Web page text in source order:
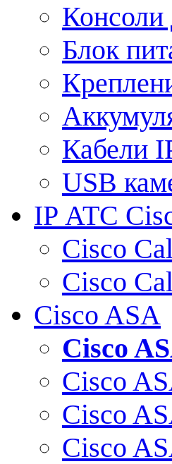
Консоли
Блок
Кабели
USB
IP АТС
Cisco
Cisco
Cisco ASA
Cisco
Cisco
Cisco
Cisco